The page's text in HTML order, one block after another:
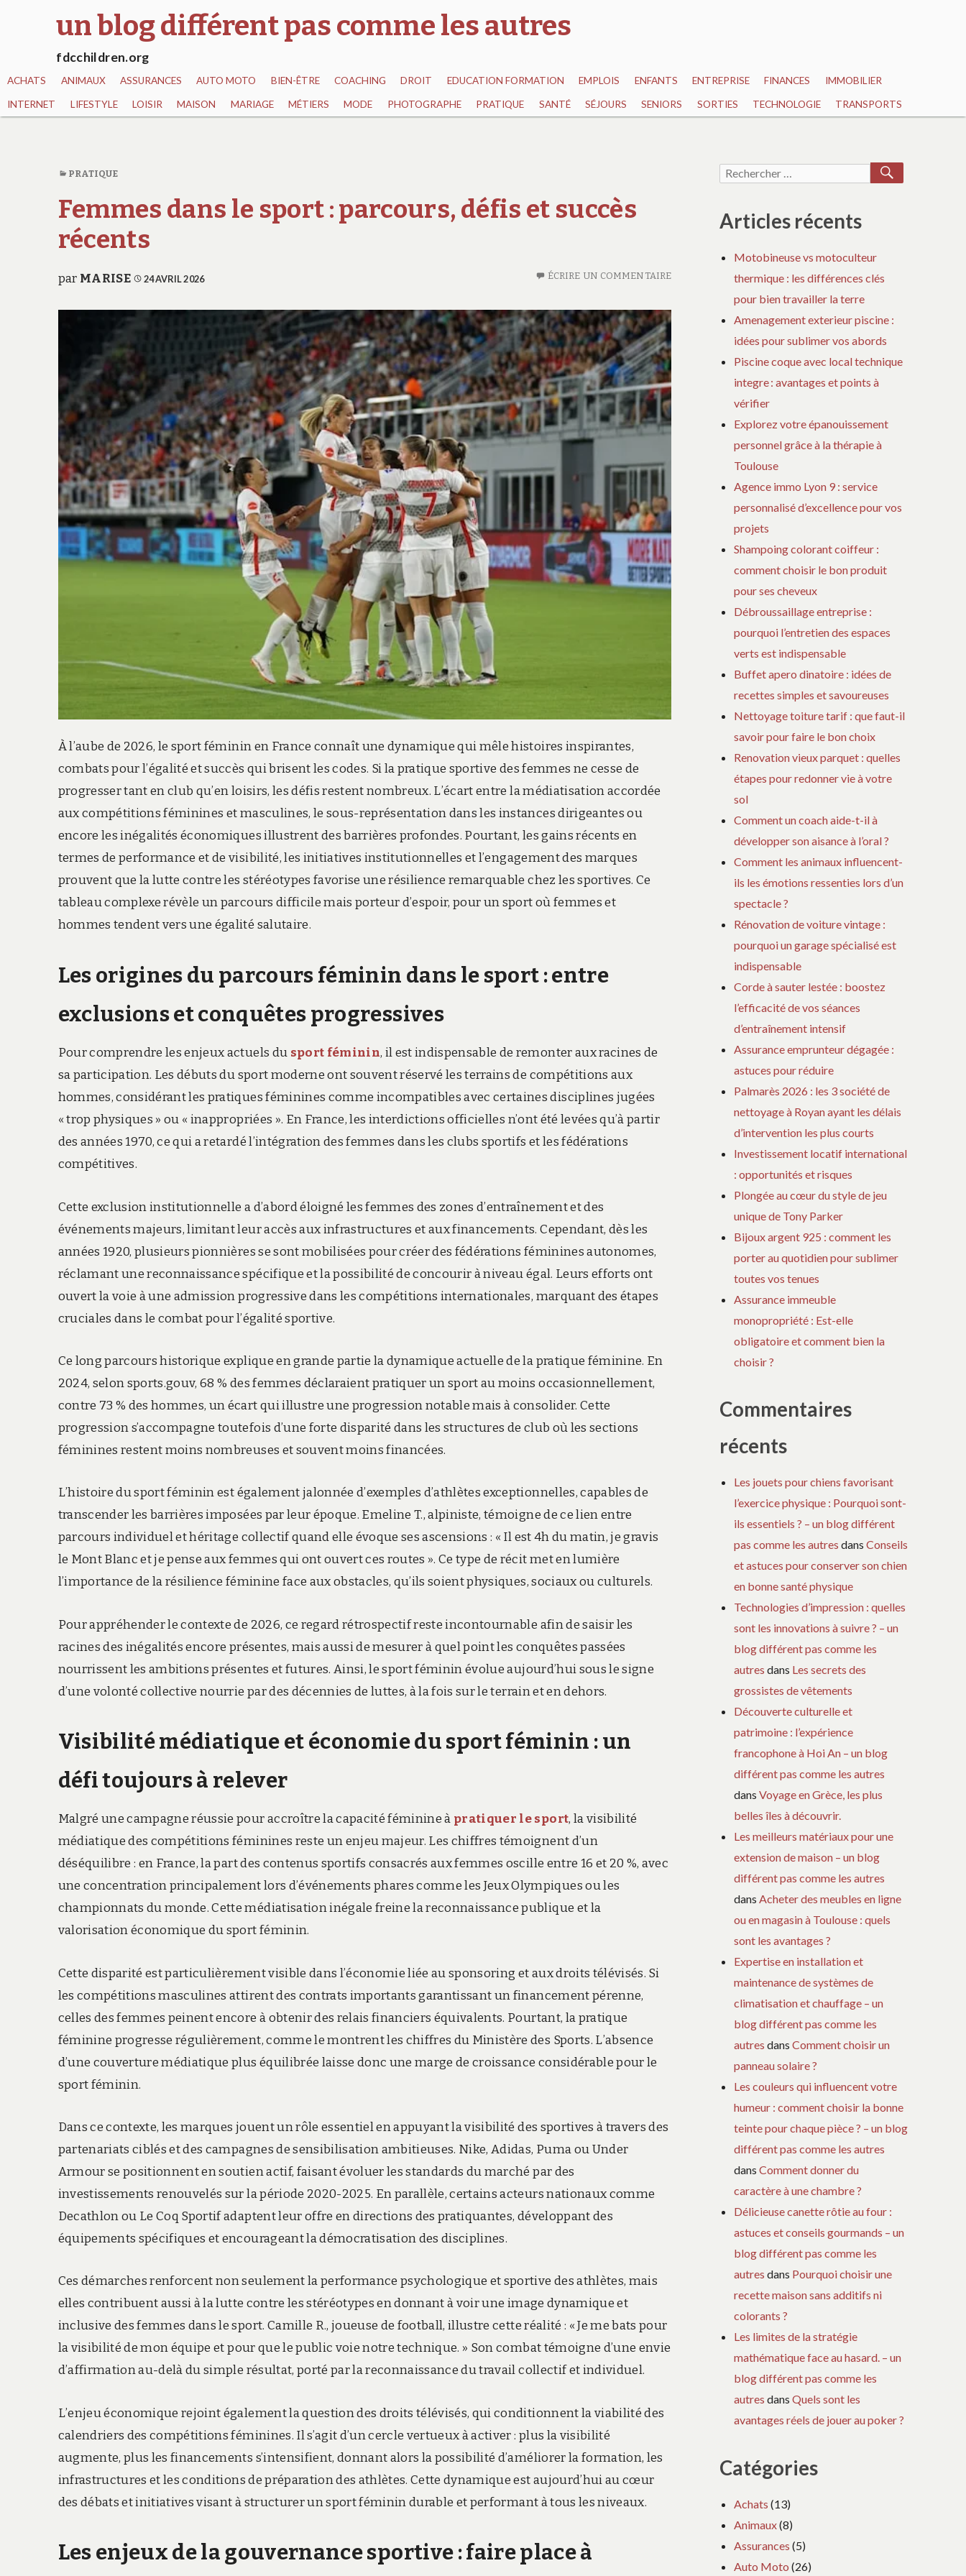
un blog différent pas comme les autres
fdcchildren.org
ACHATS ANIMAUX ASSURANCES AUTO MOTO BIEN-ÊTRE COACHING DROIT EDUCATION FORMATION EMPLOIS ENFANTS ENTREPRISE FINANCES IMMOBILIER
INTERNET LIFESTYLE LOISIR MAISON MARIAGE MÉTIERS MODE PHOTOGRAPHE PRATIQUE SANTÉ SÉJOURS SENIORS SORTIES TECHNOLOGIE TRANSPORTS
PRATIQUE
Femmes dans le sport : parcours, défis et succès
récents
par MARISE 24 AVRIL 2026 ÉCRIRE UN COMMENTAIRE
À l’aube de 2026, le sport féminin en France connaît une dynamique qui mêle histoires inspirantes,
combats pour l’égalité et succès qui brisent les codes. Si la pratique sportive des femmes ne cesse de
progresser tant en club qu’en loisirs, les défis restent nombreux. L’écart entre la médiatisation accordée
aux compétitions féminines et masculines, le sous-représentation dans les instances dirigeantes ou
encore les inégalités économiques illustrent des barrières profondes. Pourtant, les gains récents en
termes de performance et de visibilité, les initiatives institutionnelles et l’engagement des marques
prouvent que la lutte contre les stéréotypes favorise une résilience remarquable chez les sportives. Ce
tableau complexe révèle un parcours difficile mais porteur d’espoir, pour un sport où femmes et
hommes tendent vers une égalité salutaire.
Les origines du parcours féminin dans le sport : entre
exclusions et conquêtes progressives
Pour comprendre les enjeux actuels du sport féminin, il est indispensable de remonter aux racines de
sa participation. Les débuts du sport moderne ont souvent réservé les terrains de compétitions aux
hommes, considérant les pratiques féminines comme incompatibles avec certaines disciplines jugées
« trop physiques » ou « inappropriées ». En France, les interdictions officielles n’ont été levées qu’à partir
des années 1970, ce qui a retardé l’intégration des femmes dans les clubs sportifs et les fédérations
compétitives.
Cette exclusion institutionnelle a d’abord éloigné les femmes des zones d’entraînement et des
événements majeurs, limitant leur accès aux infrastructures et aux financements. Cependant, dès les
années 1920, plusieurs pionnières se sont mobilisées pour créer des fédérations féminines autonomes,
réclamant une reconnaissance spécifique et la possibilité de concourir à niveau égal. Leurs efforts ont
ouvert la voie à une admission progressive dans les compétitions internationales, marquant des étapes
cruciales dans le combat pour l’égalité sportive.
Ce long parcours historique explique en grande partie la dynamique actuelle de la pratique féminine. En
2024, selon sports.gouv, 68 % des femmes déclaraient pratiquer un sport au moins occasionnellement,
contre 73 % des hommes, un écart qui illustre une progression notable mais à consolider. Cette
progression s’accompagne toutefois d’une forte disparité dans les structures de club où les sections
féminines restent moins nombreuses et souvent moins financées.
L’histoire du sport féminin est également jalonnée d’exemples d’athlètes exceptionnelles, capables de
transcender les barrières imposées par leur époque. Emeline T., alpiniste, témoigne de ce lien entre
parcours individuel et héritage collectif quand elle évoque ses ascensions : « Il est 4h du matin, je gravis
le Mont Blanc et je pense aux femmes qui ont ouvert ces routes ». Ce type de récit met en lumière
l’importance de la résilience féminine face aux obstacles, qu’ils soient physiques, sociaux ou culturels.
Pour appréhender le contexte de 2026, ce regard rétrospectif reste incontournable afin de saisir les
racines des inégalités encore présentes, mais aussi de mesurer à quel point les conquêtes passées
nourrissent les ambitions présentes et futures. Ainsi, le sport féminin évolue aujourd’hui sous le signe
d’une volonté collective nourrie par des décennies de luttes, à la fois sur le terrain et en dehors.
Visibilité médiatique et économie du sport féminin : un
défi toujours à relever
Malgré une campagne réussie pour accroître la capacité féminine à pratiquer le sport, la visibilité
médiatique des compétitions féminines reste un enjeu majeur. Les chiffres témoignent d’un
déséquilibre : en France, la part des contenus sportifs consacrés aux femmes oscille entre 16 et 20 %, avec
une concentration principalement lors d’événements phares comme les Jeux Olympiques ou les
championnats du monde. Cette médiatisation inégale freine la reconnaissance publique et la
valorisation économique du sport féminin.
Cette disparité est particulièrement visible dans l’économie liée au sponsoring et aux droits télévisés. Si
les compétitions masculines attirent des contrats importants garantissant un financement pérenne,
celles des femmes peinent encore à obtenir des relais financiers équivalents. Pourtant, la pratique
féminine progresse régulièrement, comme le montrent les chiffres du Ministère des Sports. L’absence
d’une couverture médiatique plus équilibrée laisse donc une marge de croissance considérable pour le
sport féminin.
Dans ce contexte, les marques jouent un rôle essentiel en appuyant la visibilité des sportives à travers des
partenariats ciblés et des campagnes de sensibilisation ambitieuses. Nike, Adidas, Puma ou Under
Armour se positionnent en soutien actif, faisant évoluer les standards du marché par des
investissements renouvelés sur la période 2020-2025. En parallèle, certains acteurs nationaux comme
Decathlon ou Le Coq Sportif adaptent leur offre en directions des pratiquantes, développant des
équipements spécifiques et encourageant la démocratisation des disciplines.
Ces démarches renforcent non seulement la performance psychologique et sportive des athlètes, mais
elles contribuent aussi à la lutte contre les stéréotypes en donnant à voir une image dynamique et
inclusive des femmes dans le sport. Camille R., joueuse de football, illustre cette réalité : « Je me bats pour
la visibilité de mon équipe et pour que le public voie notre technique. » Son combat témoigne d’une envie
d’affirmation au-delà du simple résultat, porté par la reconnaissance du travail collectif et individuel.
L’enjeu économique rejoint également la question des droits télévisés, qui conditionnent la viabilité des
calendriers des compétitions féminines. Il s’agit d’un cercle vertueux à activer : plus la visibilité
augmente, plus les financements s’intensifient, donnant alors la possibilité d’améliorer la formation, les
infrastructures et les conditions de préparation des athlètes. Cette dynamique est aujourd’hui au cœur
des débats et initiatives visant à structurer un sport féminin durable et performant à tous les niveaux.
Les enjeux de la gouvernance sportive : faire place à
Recherche
Articles récents
Motobineuse vs motoculteur
thermique : les différences clés
pour bien travailler la terre
Amenagement exterieur piscine :
idées pour sublimer vos abords
Piscine coque avec local technique
integre : avantages et points à
vérifier
Explorez votre épanouissement
personnel grâce à la thérapie à
Toulouse
Agence immo Lyon 9 : service
personnalisé d’excellence pour vos
projets
Shampoing colorant coiffeur :
comment choisir le bon produit
pour ses cheveux
Débroussaillage entreprise :
pourquoi l’entretien des espaces
verts est indispensable
Buffet apero dinatoire : idées de
recettes simples et savoureuses
Nettoyage toiture tarif : que faut-il
savoir pour faire le bon choix
Renovation vieux parquet : quelles
étapes pour redonner vie à votre
sol
Comment un coach aide-t-il à
développer son aisance à l’oral ?
Comment les animaux influencent-
ils les émotions ressenties lors d’un
spectacle ?
Rénovation de voiture vintage :
pourquoi un garage spécialisé est
indispensable
Corde à sauter lestée : boostez
l’efficacité de vos séances
d’entraînement intensif
Assurance emprunteur dégagée :
astuces pour réduire
Palmarès 2026 : les 3 société de
nettoyage à Royan ayant les délais
d’intervention les plus courts
Investissement locatif international
: opportunités et risques
Plongée au cœur du style de jeu
unique de Tony Parker
Bijoux argent 925 : comment les
porter au quotidien pour sublimer
toutes vos tenues
Assurance immeuble
monopropriété : Est-elle
obligatoire et comment bien la
choisir ?
Commentaires
récents
Les jouets pour chiens favorisant
l’exercice physique : Pourquoi sont-
ils essentiels ? – un blog différent
pas comme les autres dansConseils
et astuces pour conserver son chien
en bonne santé physique
Technologies d’impression : quelles
sont les innovations à suivre ? – un
blog différent pas comme les
autres dans Les secrets des
grossistes de vêtements
Découverte culturelle et
patrimoine : l’expérience
francophone à Hoi An – un blog
différent pas comme les autres
dansVoyage en Grèce, les plus
belles îles à découvrir.
Les meilleurs matériaux pour une
extension de maison – un blog
différent pas comme les autres
dansAcheter des meubles en ligne
ou en magasin à Toulouse : quels
sont les avantages ?
Expertise en installation et
maintenance de systèmes de
climatisation et chauffage – un
blog différent pas comme les
autres dansComment choisir un
panneau solaire ?
Les couleurs qui influencent votre
humeur : comment choisir la bonne
teinte pour chaque pièce ? – un blog
différent pas comme les autres
dansComment donner du
caractère à une chambre ?
Délicieuse canette rôtie au four :
astuces et conseils gourmands – un
blog différent pas comme les
autres dans Pourquoi choisir une
recette maison sans additifs ni
colorants ?
Les limites de la stratégie
mathématique face au hasard. – un
blog différent pas comme les
autres dansQuels sont les
avantages réels de jouer au poker ?
Catégories
Achats (13)
Animaux(8)
Assurances (5)
Auto Moto (26)